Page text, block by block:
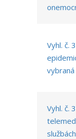
Vyhl. č.
vybraná
Vyhl. č.
službách